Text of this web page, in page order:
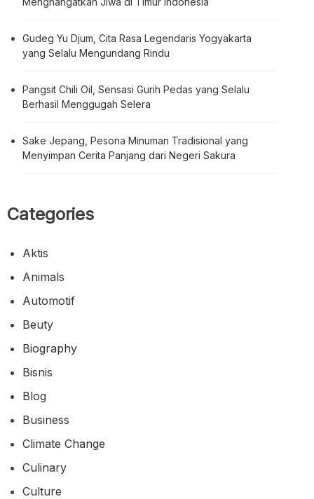
Gudeg Yu Djum, Cita Rasa Legendaris Yogyakarta
yang Selalu Mengundang Rindu
Pangsit Chili Oil, Sensasi Gurih Pedas yang Selalu
Berhasil Menggugah Selera
Sake Jepang, Pesona Minuman Tradisional yang
Menyimpan Cerita Panjang dari Negeri Sakura
Categories
Aktis
Animals
Automotif
Beuty
Biography
Bisnis
Blog
Business
Climate Change
Culinary
Culture